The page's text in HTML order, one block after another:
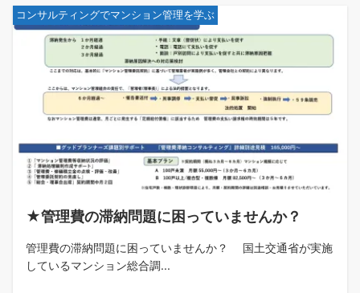
コンサルティングでマンション管理を学ぶ
★管理費の滞納問題に困っていませんか？
管理費の滞納問題に困っていませんか？ 国土交通省が実施
しているマンション総合調...